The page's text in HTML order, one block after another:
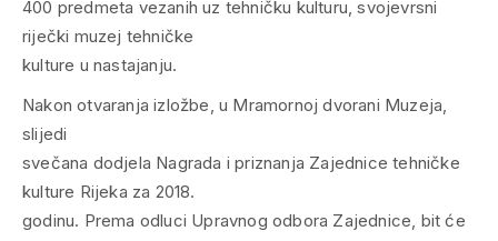
400 predmeta vezanih uz tehničku kulturu, svojevrsni
riječki muzej tehničke
kulture u nastajanju.
Nakon otvaranja izložbe, u Mramornoj dvorani Muzeja,
slijedi
svečana dodjela Nagrada i priznanja Zajednice tehničke
kulture Rijeka za 2018.
godinu. Prema odluci Upravnog odbora Zajednice, bit će